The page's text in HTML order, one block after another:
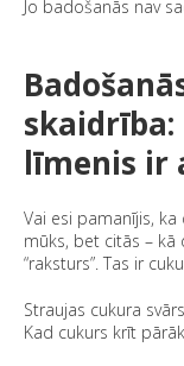
Jo badošanās nav
līmenis ir
Vai esi pamanījis,
mūks, bet citās – kā
“raksturs”. Tas ir
Straujas cukura
Kad cukurs krīt